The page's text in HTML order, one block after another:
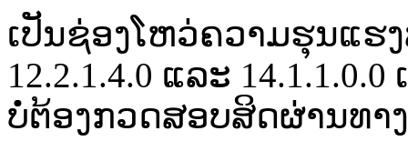
ເປັນ​ຊ່ອງ​ໂຫວ່​ຄວາມ​ຮຸນແຮງ​
12.2.1.4.0 ແລະ​
ບໍ່​ຕ້ອງ​​ກວດ​ສອບ​ສິດ​ຜ່ານ​ທາງ​